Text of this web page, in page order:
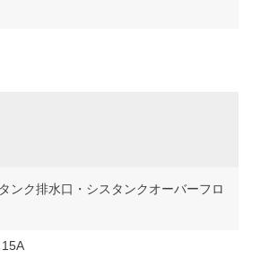
ンク排水口・シスタンクオーバーフロ